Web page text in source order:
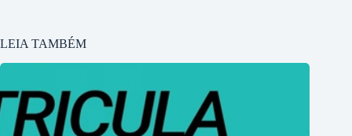
LEIA TAMBÉM